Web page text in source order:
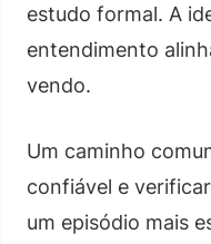
estudo formal. A
entendimento
vendo.
Um caminho
confiável e
um episódio mais